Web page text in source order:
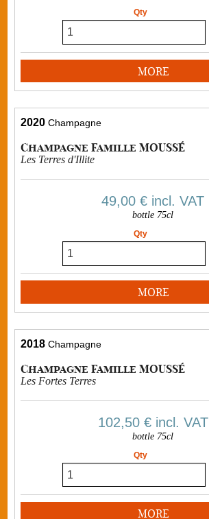
Qty
MORE
2020 Champagne
Champagne Famille MOUSSÉ
Les Terres d'Illite
49,00 € incl. VAT
bottle 75cl
Qty
MORE
2018 Champagne
Champagne Famille MOUSSÉ
Les Fortes Terres
102,50 €incl. VAT
bottle 75cl
Qty
MORE